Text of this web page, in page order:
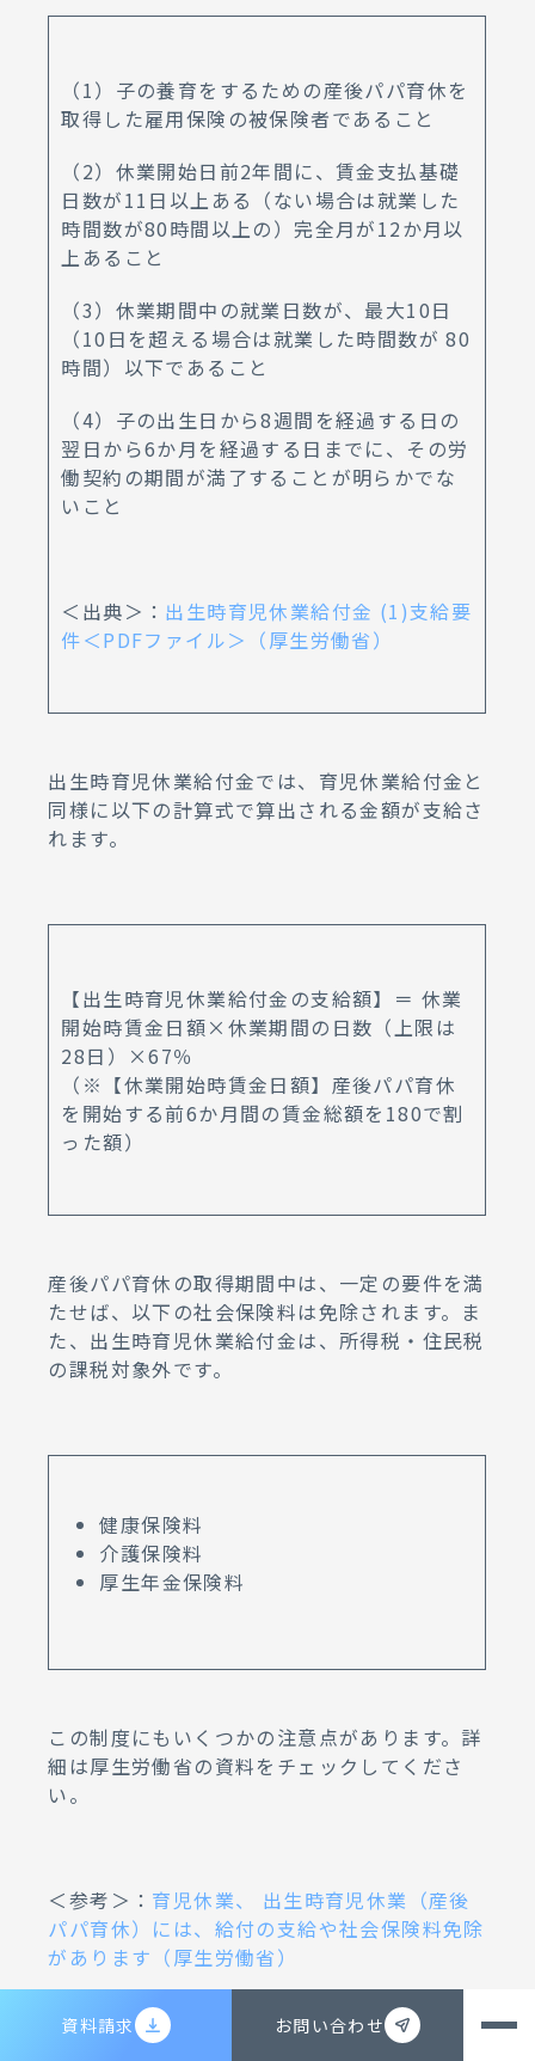
資料請求 お問い合わせ
（1）子の養育をするための産後パパ育休を
取得した雇用保険の被保険者であること
（2）休業開始日前2年間に、賃金支払基礎
日数が11日以上ある（ない場合は就業した
時間数が80時間以上の）完全月が12か月以
上あること
（3）休業期間中の就業日数が、最大10日
（10日を超える場合は就業した時間数が 80
時間）以下であること
（4）子の出生日から8週間を経過する日の
翌日から6か月を経過する日までに、その労
働契約の期間が満了することが明らかでな
いこと
＜出典＞： 出生時育児休業給付金 (1)支給要
件＜PDFファイル＞（厚生労働省）
出生時育児休業給付金では、育児休業給付金と
同様に以下の計算式で算出される金額が支給さ
れます。
【出生時育児休業給付金の支給額】＝ 休業
開始時賃金日額×休業期間の日数（上限は
28日）×67％
（※【休業開始時賃金日額】産後パパ育休
を開始する前6か月間の賃金総額を180で割
った額）
産後パパ育休の取得期間中は、一定の要件を満
たせば、以下の社会保険料は免除されます。ま
た、出生時育児休業給付金は、所得税・住民税
の課税対象外です。
健康保険料
介護保険料
厚生年金保険料
この制度にもいくつかの注意点があります。詳
細は厚生労働省の資料をチェックしてくださ
い。
＜参考＞： 育児休業、 出生時育児休業（産後
パパ育休）には、給付の支給や社会保険料免除
があります（厚生労働省）